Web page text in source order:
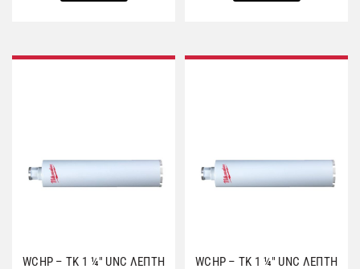
WCHP – TK 1 ¼″ UNC ΛΕΠΤΗ
WCHP – TK 1 ¼″ UNC ΛΕΠΤΗ